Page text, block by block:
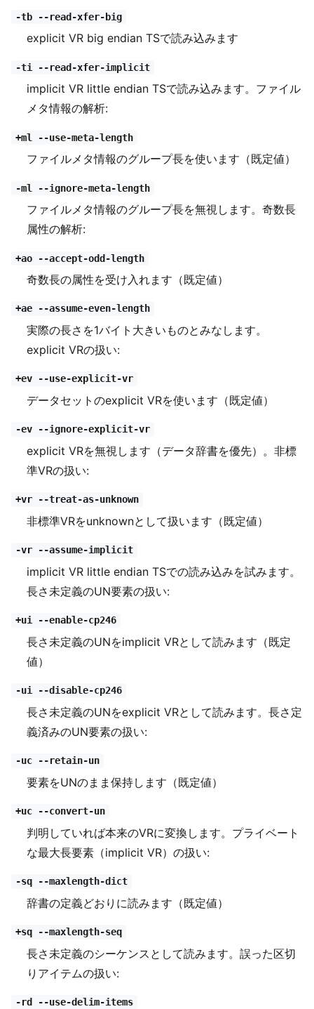
-tb --read-xfer-big
explicit VR big endian TSで読み込みます
-ti --read-xfer-implicit
implicit VR little endian TSで読み込みます。ファイル
メタ情報の解析:
+ml --use-meta-length
ファイルメタ情報のグループ長を使います（既定値）
-ml --ignore-meta-length
ファイルメタ情報のグループ長を無視します。奇数長
属性の解析:
+ao --accept-odd-length
奇数長の属性を受け入れます（既定値）
+ae --assume-even-length
実際の長さを1バイト大きいものとみなします。
explicit VRの扱い:
+ev --use-explicit-vr
データセットのexplicit VRを使います（既定値）
-ev --ignore-explicit-vr
explicit VRを無視します（データ辞書を優先）。非標
準VRの扱い:
+vr --treat-as-unknown
非標準VRをunknownとして扱います（既定値）
-vr --assume-implicit
implicit VR little endian TSでの読み込みを試みます。
長さ未定義のUN要素の扱い:
+ui --enable-cp246
長さ未定義のUNをimplicit VRとして読みます（既定
値）
-ui --disable-cp246
長さ未定義のUNをexplicit VRとして読みます。長さ定
義済みのUN要素の扱い:
-uc --retain-un
要素をUNのまま保持します（既定値）
+uc --convert-un
判明していれば本来のVRに変換します。プライベート
な最大長要素（implicit VR）の扱い:
-sq --maxlength-dict
辞書の定義どおりに読みます（既定値）
+sq --maxlength-seq
長さ未定義のシーケンスとして読みます。誤った区切
りアイテムの扱い:
-rd --use-delim-items